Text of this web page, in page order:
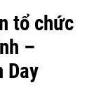
tổ chức
–
Day